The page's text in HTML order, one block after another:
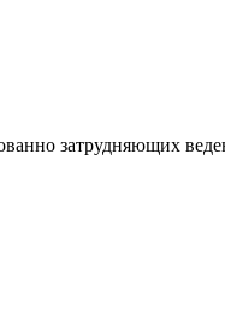
затрудняющих